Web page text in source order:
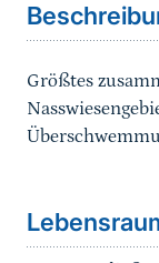
Größtes